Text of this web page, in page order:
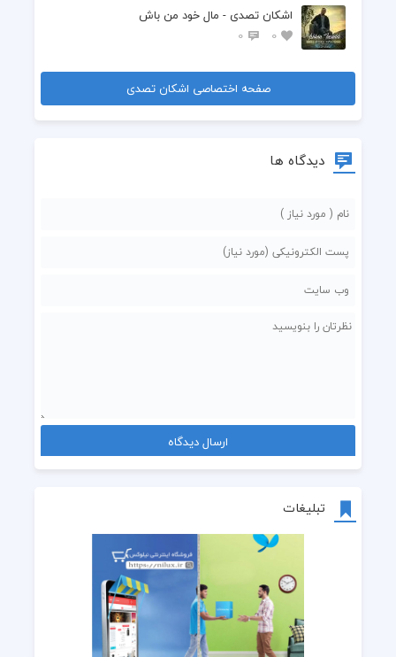
تبلیغات
اشکان تصدی - مال خود من باش
0
0
صفحه اختصاصی اشکان تصدی
دیدگاه ها